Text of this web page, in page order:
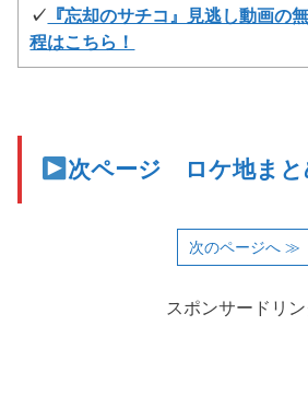
✓ 『忘却のサチコ』見逃し動画の
程はこちら！
次ページ ロケ地まと
次のページへ ≫
スポンサードリン